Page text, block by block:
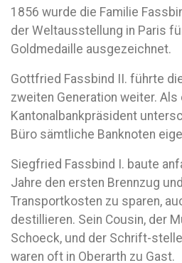
1856 wurde die Familie
der Weltausstellung in Paris
Goldmedaille ausgezeichnet.
Gottfried Fassbind II. führte
zweiten Generation weiter.
Kantonalbankpräsident
Büro sämtliche Banknoten
Siegfried Fassbind I. baute
Jahre den ersten Brennzug
Transportkosten zu sparen,
destillieren. Sein Cousin, der
Schoeck, und der Schrift-
waren oft in Oberarth zu Gast.